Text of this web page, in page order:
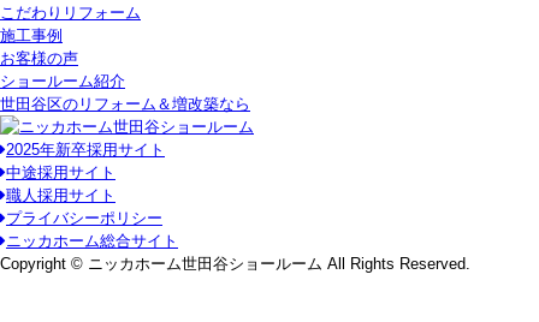
こだわりリフォーム
施工事例
お客様の声
ショールーム紹介
世田谷区のリフォーム＆増改築なら
2025年新卒採用サイト
中途採用サイト
職人採用サイト
プライバシーポリシー
ニッカホーム総合サイト
Copyright © ニッカホーム世田谷ショールーム All Rights Reserved.